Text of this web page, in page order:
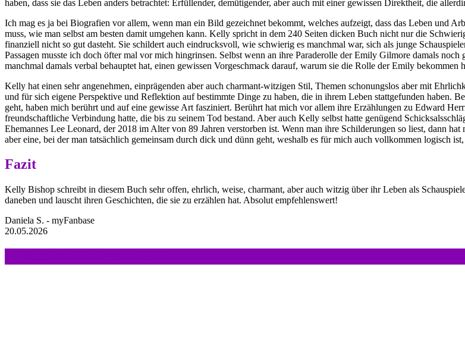
haben, dass sie das Leben anders betrachtet: Erfüllender, demütigender, aber auch mit einer gewissen Direktheit, die
Ich mag es ja bei Biografien vor allem, wenn man ein Bild gezeichnet bekommt, welches aufzeigt, dass das Leben und
muss, wie man selbst am besten damit umgehen kann. Kelly spricht in dem 240 Seiten dicken Buch nicht nur die
finanziell nicht so gut dasteht. Sie schildert auch eindrucksvoll, wie schwierig es manchmal war, sich als junge
Passagen musste ich doch öfter mal vor mich hingrinsen. Selbst wenn an ihre Paraderolle der Emily Gilmore damals
manchmal damals verbal behauptet hat, einen gewissen Vorgeschmack darauf, warum sie die Rolle der Emily bekommen
Kelly hat einen sehr angenehmen, einprägenden aber auch charmant-witzigen Stil, Themen schonungslos aber mit
und für sich eigene Perspektive und Reflektion auf bestimmte Dinge zu haben, die in ihrem Leben stattgefunden haben.
geht, haben mich berührt und auf eine gewisse Art fasziniert. Berührt hat mich vor allem ihre Erzählungen zu Edward
freundschaftliche Verbindung hatte, die bis zu seinem Tod bestand. Aber auch Kelly selbst hatte genügend
Ehemannes Lee Leonard, der 2018 im Alter von 89 Jahren verstorben ist. Wenn man ihre Schilderungen so liest, dann
aber eine, bei der man tatsächlich gemeinsam durch dick und dünn geht, weshalb es für mich auch vollkommen logisch
Fazit
Kelly Bishop schreibt in diesem Buch sehr offen, ehrlich, weise, charmant, aber auch witzig über ihr Leben als
daneben und lauscht ihren Geschichten, die sie zu erzählen hat. Absolut empfehlenswert!
Daniela S. - myFanbase
20.05.2026